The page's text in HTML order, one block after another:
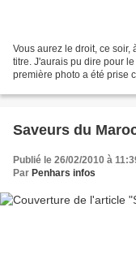
Vous aurez le droit, ce soir,
titre. J'aurais pu dire pour
première photo a été prise
Saveurs du
Publié le 26/02/2010 à
Par Penhars infos